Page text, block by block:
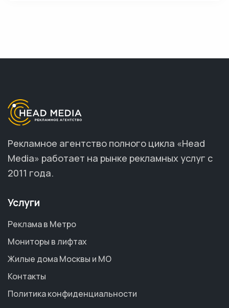
Рекламное агентство полного цикла «Head
Media» работает на рынке рекламных услуг с
2011 года.
Услуги
Реклама в Метро
Мониторы в лифтах
Жилые дома Москвы и МО
Контакты
Политика конфиденциальности